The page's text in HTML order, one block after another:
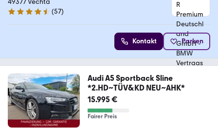
Vertragshändler
49377 Vechta
4.3 Sterne
(57)
Kontakt Parken
Audi A5 Sportback Sline
*2.HD~TÜV&KD NEU~AHK*
15.995 €
Fairer Preis